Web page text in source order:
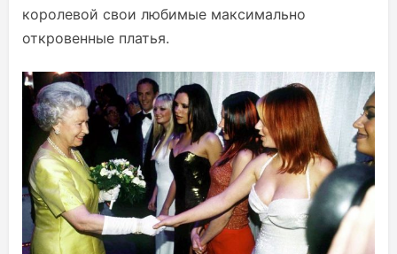
королевой свои любимые максимально
откровенные платья.